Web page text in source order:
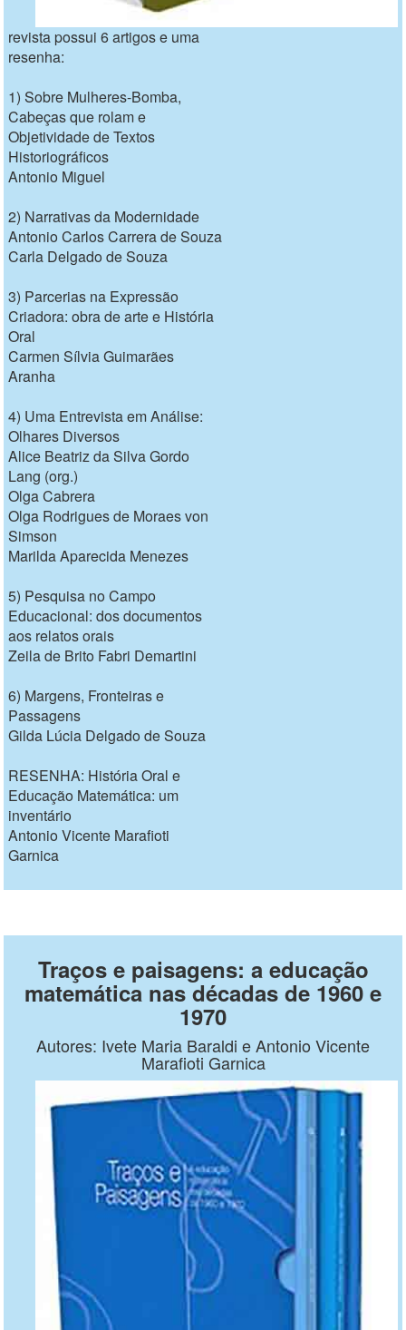
revista possui 6 artigos e uma
resenha:
1) Sobre Mulheres-Bomba,
Cabeças que rolam e
Objetividade de Textos
Historiográficos
Antonio Miguel
2) Narrativas da Modernidade
Antonio Carlos Carrera de Souza
Carla Delgado de Souza
3) Parcerias na Expressão
Criadora: obra de arte e História
Oral
Carmen Sílvia Guimarães
Aranha
4) Uma Entrevista em Análise:
Olhares Diversos
Alice Beatriz da Silva Gordo
Lang (org.)
Olga Cabrera
Olga Rodrigues de Moraes von
Simson
Marilda Aparecida Menezes
5) Pesquisa no Campo
Educacional: dos documentos
aos relatos orais
Zeila de Brito Fabri Demartini
6) Margens, Fronteiras e
Passagens
Gilda Lúcia Delgado de Souza
RESENHA: História Oral e
Educação Matemática: um
inventário
Antonio Vicente Marafioti
Garnica
Traços e paisagens: a educação
matemática nas décadas de 1960 e
1970
Autores: Ivete Maria Baraldi e Antonio Vicente
Marafioti Garnica